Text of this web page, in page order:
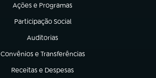
Ações e Programas
(abre em nova aba)
Participação Social
(abre em nova aba)
Auditorias
(abre em nova aba)
Convênios e Transferências
(abre em nova aba)
Receitas e Despesas
(abre em nova aba)